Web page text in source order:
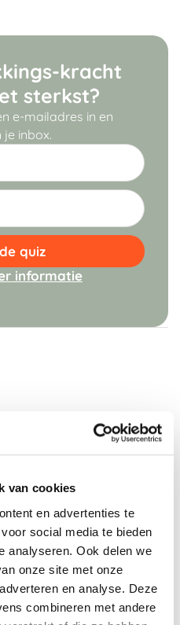
van cookies
en advertenties te
social media te bieden
analyseren. Ook delen we
onze site met onze
en analyse. Deze
combineren met andere
kracht
sterkst?
e-mailadres in en
inbox.
quiz
informatie
Alle
artikelen